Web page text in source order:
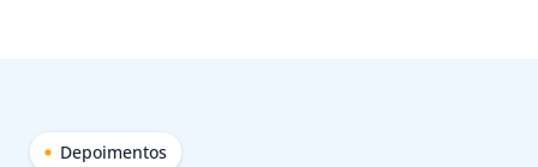
Depoimentos